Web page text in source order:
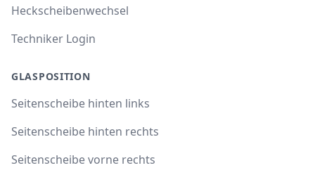
Heckscheibenwechsel
Techniker Login
GLASPOSITION
Seitenscheibe hinten links
Seitenscheibe hinten rechts
Seitenscheibe vorne rechts